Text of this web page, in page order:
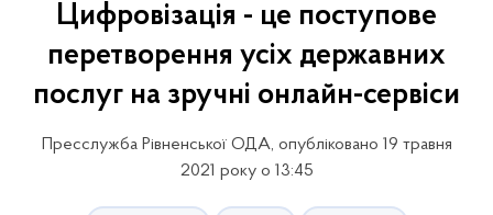
Цифровізація - це поступове
перетворення усіх державних
послуг на зручні онлайн-сервіси
Пресслужба Рівненської ОДА, опубліковано 19 травня
2021 року о 13:45